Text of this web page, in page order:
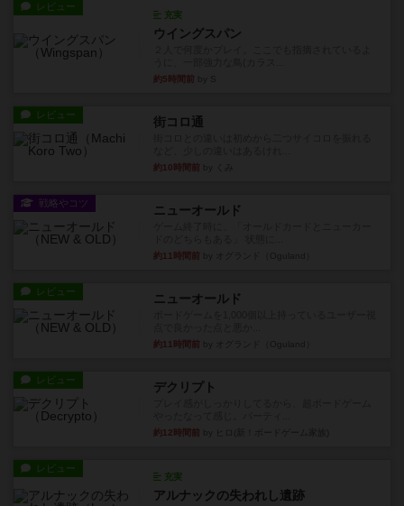
レビュー
充実
ウイングスパン
約5時間前
レビュー 街コロ通
約10時間前
戦略やコツ ニューオールド
約11時間前
レビュー ニューオールド
約11時間前
レビュー デクリプト
約12時間前
レビュー
充実
アルナックの失われし遺跡